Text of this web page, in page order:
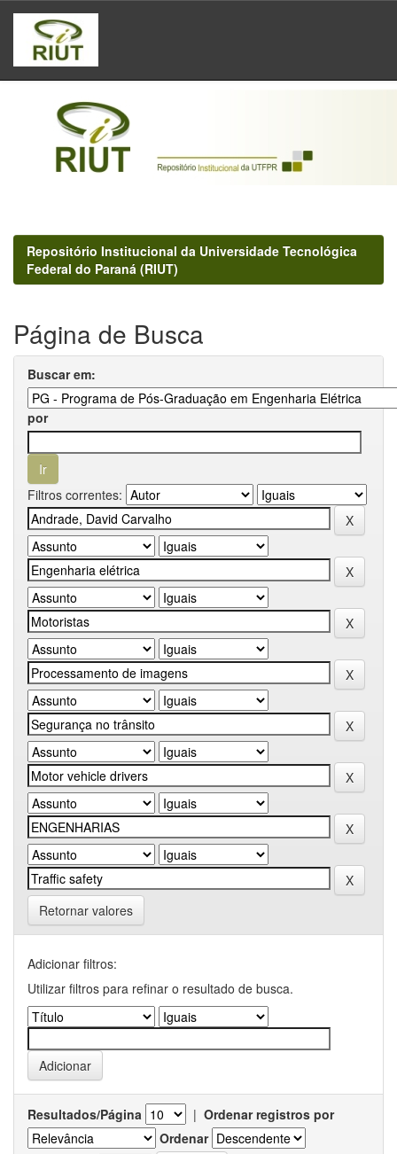
Skip
navigation
Repositório Institucional da Universidade Tecnológica
Federal do Paraná (RIUT)
Página de Busca
Buscar em:
por
Filtros correntes:
Retornar valores
Adicionar filtros:
Utilizar filtros para refinar o resultado de busca.
Resultados/Página | Ordenar registros por
Ordenar